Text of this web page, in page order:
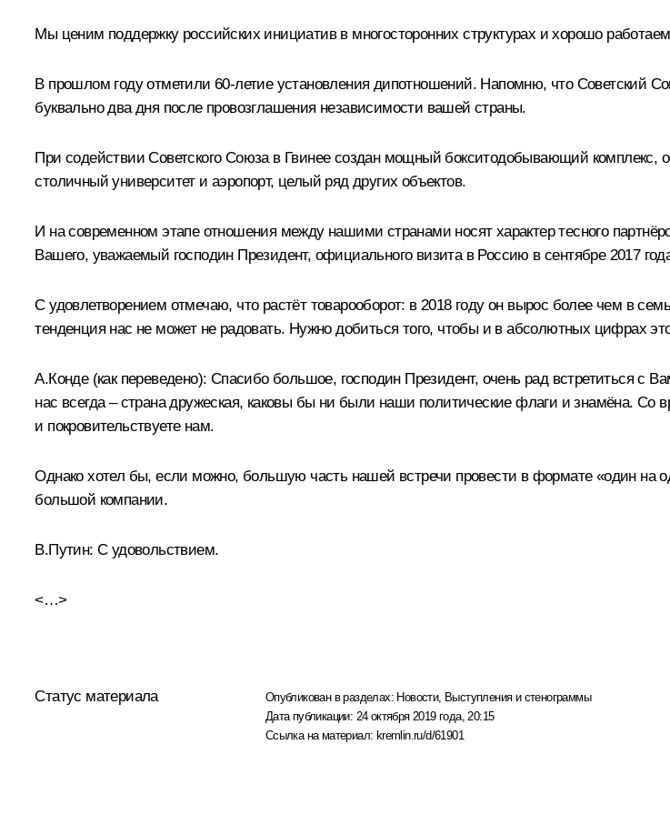
Мы ценим поддержку российских инициатив в многосторонних структурах и хорошо
В прошлом году отметили 60-летие установления дипотношений. Напомню, что Советский
буквально два дня после провозглашения независимости вашей страны.
При содействии Советского Союза в Гвинее создан мощный бокситодобывающий комплекс,
столичный университет и аэропорт, целый ряд других объектов.
И на современном этапе отношения между нашими странами носят характер тесного
Вашего, уважаемый господин Президент, официального визита в Россию в сентябре 2017
С удовлетворением отмечаю, что растёт товарооборот: в 2018 году он вырос более чем в
тенденция нас не может не радовать. Нужно добиться того, чтобы и в абсолютных цифрах
А.Конде (как переведено): Спасибо большое, господин Президент, очень рад встретиться с
нас всегда – страна дружеская, каковы бы ни были наши политические флаги и знамёна. Со
и покровительствуете нам.
Однако хотел бы, если можно, большую часть нашей встречи провести в формате «один на
большой компании.
В.Путин: С удовольствием.
<…>
Статус материала Опубликован в разделах: Новости, Выступления и стенограммы
Дата публикации: 24 октября 2019 года, 20:15
Ссылка на материал: kremlin.ru/d/61901